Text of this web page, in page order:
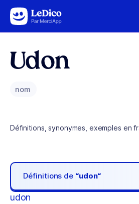
Aller au contenu
Udon
nom
Définitions, synonymes, exemples en
Définitions de “udon“
udon